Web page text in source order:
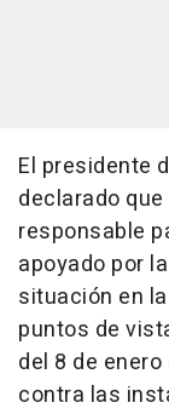
El presidente
declarado
responsable
apoyado por
situación en
puntos de
del 8 de
contra las